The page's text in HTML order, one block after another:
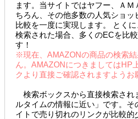
ます。当サイトではヤフー、ＡＭ
ちろん、その他多数の人気ショッ
比較を一度に実現します。 とく
検索された場合、多くのECを比
す！
※現在、AMAZONの商品の検索
ん。AMAZONにつきましてはHP
クより直接ご確認されますようお
検索ボックスから直接検索され
ルタイムの情報に近い」です。そ
イトで売り切れのリンクが比較的